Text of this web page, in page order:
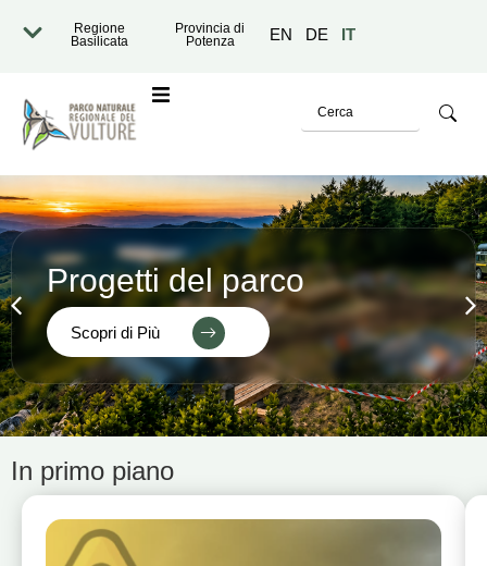
Regione
Basilicata
Provincia di
Potenza
EN DE IT
Trasparente
Progetti del parco
Scopri di Più
In primo piano